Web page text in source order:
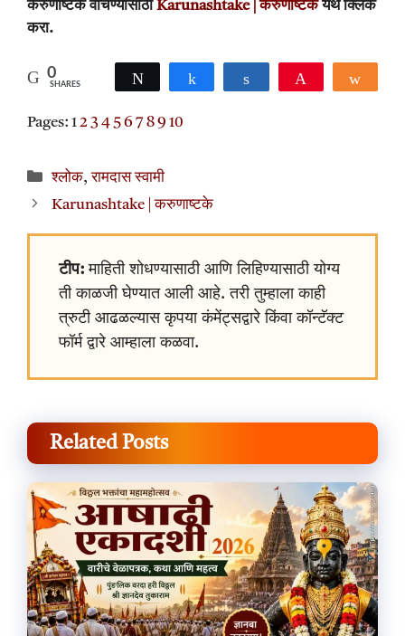
करुणाष्टके वाचण्यासाठीKarunashtake | करुणाष्टकेयेथे क्लिक
करा.
0
SHARES
Tweet Share
Pages: 123 456 7 89 10
Categories
श्लोक,रामदास स्वामी
Karunashtake | करुणाष्टके
टीप: माहिती शोधण्यासाठी आणि लिहिण्यासाठी योग्य
ती काळजी घेण्यात आली आहे. तरी तुम्हाला काही
त्रुटी आढळल्यास कृपया कंमेंट्सद्वारे किंवा कॉन्टॅक्ट
फॉर्म द्वारे आम्हाला कळवा.
Related Posts